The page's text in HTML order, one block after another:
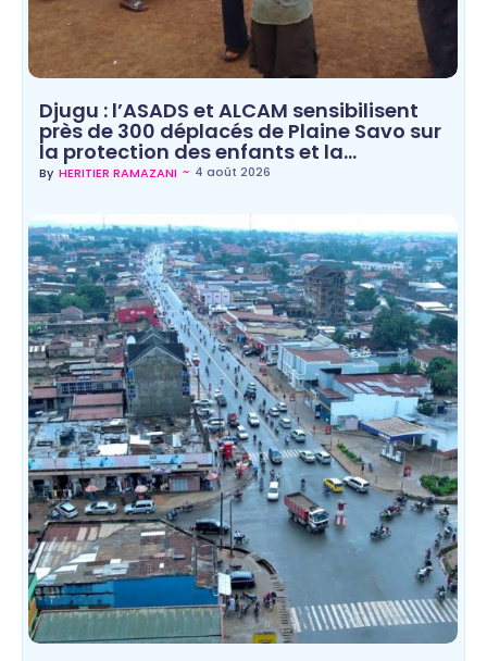
Djugu : l’ASADS et ALCAM sensibilisent
près de 300 déplacés de Plaine Savo sur
la protection des enfants et la…
By HERITIER RAMAZANI ~ 4 août 2026